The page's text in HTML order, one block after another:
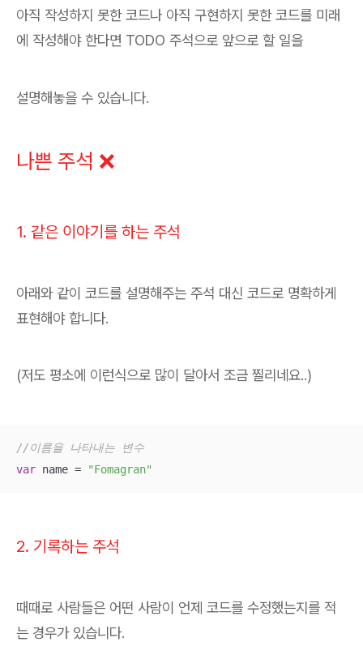
아직 작성하지 못한 코드나 아직 구현하지 못한 코드를 미래
에 작성해야 한다면 TODO 주석으로 앞으로 할 일을
설명해놓을 수 있습니다.
나쁜 주석 ❌
1. 같은 이야기를 하는 주석
아래와 같이 코드를 설명해주는 주석 대신 코드로 명확하게
표현해야 합니다.
(저도 평소에 이런식으로 많이 달아서 조금 찔리네요..)
//이름을 나타내는 변수
var name = "Fomagran"
2. 기록하는 주석
때때로 사람들은 어떤 사람이 언제 코드를 수정했는지를 적
는 경우가 있습니다.